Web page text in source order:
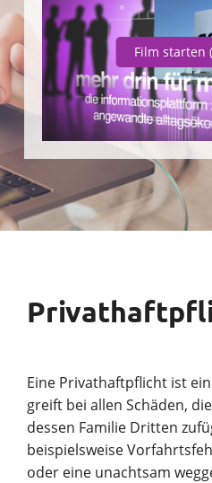
Film starten
Eine Privathaftpflicht ist
greift bei allen Schäden,
dessen Familie Dritten
beispielsweise
oder eine unachtsam